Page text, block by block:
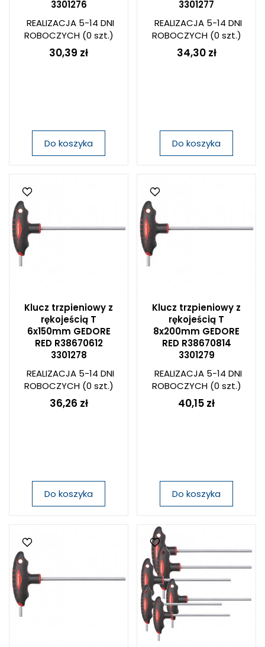
3301276
REALIZACJA 5-14 DNI
ROBOCZYCH(0 szt.)
30,39 zł
Do koszyka
3301277
REALIZACJA 5-14 DNI
ROBOCZYCH(0 szt.)
34,30 zł
Do koszyka
Klucz trzpieniowy z
rękojeścią T
6x150mm GEDORE
RED R38670612
3301278
REALIZACJA 5-14 DNI
ROBOCZYCH(0 szt.)
36,26 zł
Do koszyka
Klucz trzpieniowy z
rękojeścią T
8x200mm GEDORE
RED R38670814
3301279
REALIZACJA 5-14 DNI
ROBOCZYCH(0 szt.)
40,15 zł
Do koszyka